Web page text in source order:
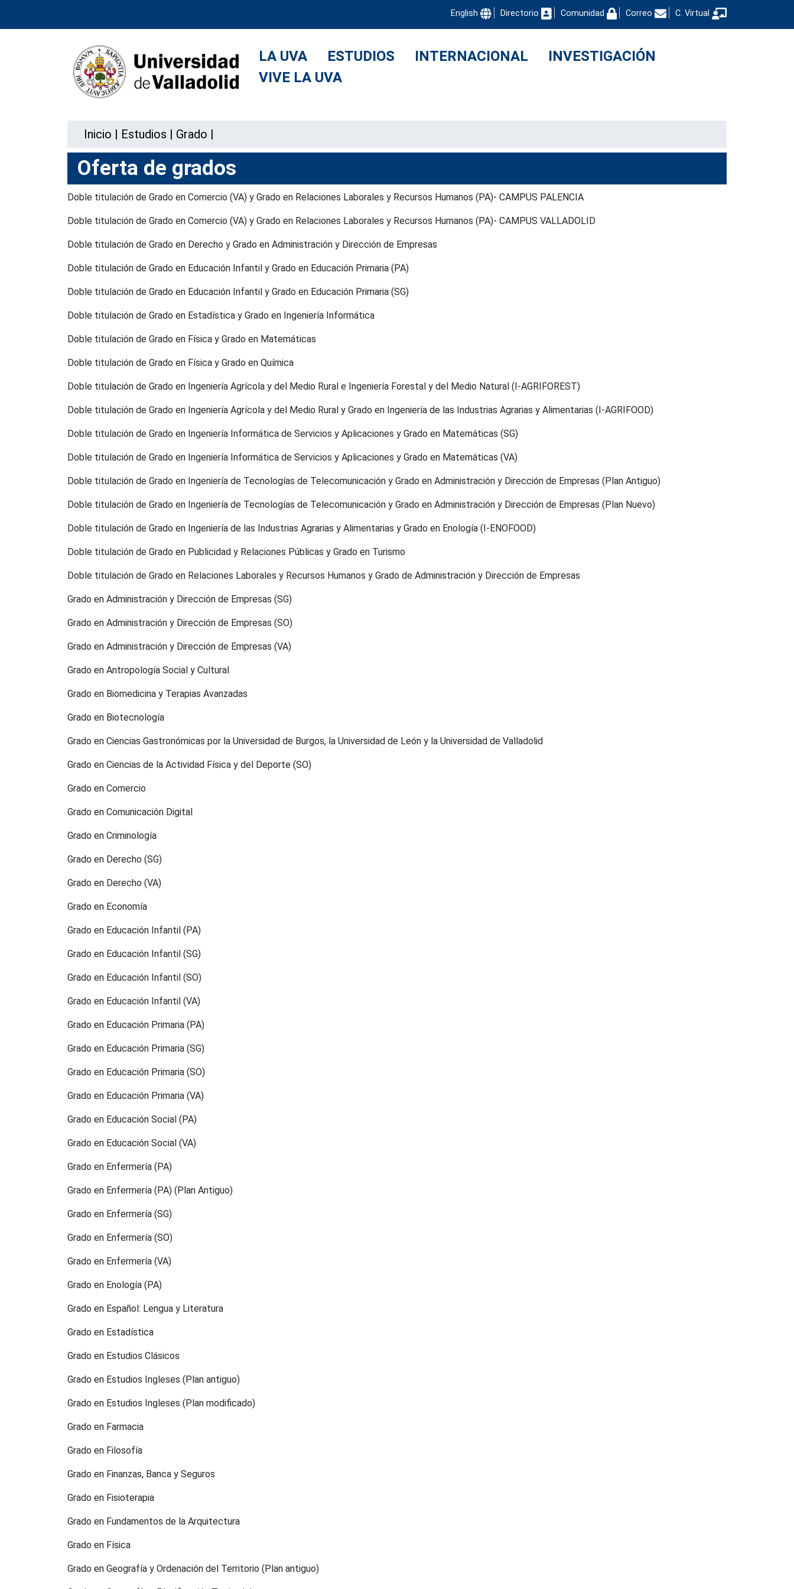
English Directorio Comunidad Correo C. Virtual
LA UVA ESTUDIOS INTERNACIONAL
INVESTIGACIÓN
VIVE LA UVA
Inicio | Estudios | Grado |
Oferta de grados
Doble titulación de Grado en Comercio (VA) y Grado en Relaciones Laborales y Recursos Humanos (PA)- CAMPUS PALENCIA
Doble titulación de Grado en Comercio (VA) y Grado en Relaciones Laborales y Recursos Humanos (PA)- CAMPUS VALLADOLID
Doble titulación de Grado en Derecho y Grado en Administración y Dirección de Empresas
Doble titulación de Grado en Educación Infantil y Grado en Educación Primaria (PA)
Doble titulación de Grado en Educación Infantil y Grado en Educación Primaria (SG)
Doble titulación de Grado en Estadística y Grado en Ingeniería Informática
Doble titulación de Grado en Física y Grado en Matemáticas
Doble titulación de Grado en Física y Grado en Química
Doble titulación de Grado en Ingeniería Agrícola y del Medio Rural e Ingeniería Forestal y del Medio Natural (I-AGRIFOREST)
Doble titulación de Grado en Ingeniería Agrícola y del Medio Rural y Grado en Ingeniería de las Industrias Agrarias y Alimentarias (I-AGRIFOOD)
Doble titulación de Grado en Ingeniería Informática de Servicios y Aplicaciones y Grado en Matemáticas (SG)
Doble titulación de Grado en Ingeniería Informática de Servicios y Aplicaciones y Grado en Matemáticas (VA)
Doble titulación de Grado en Ingeniería de Tecnologías de Telecomunicación y Grado en Administración y Dirección de Empresas (Plan Antiguo)
Doble titulación de Grado en Ingeniería de Tecnologías de Telecomunicación y Grado en Administración y Dirección de Empresas (Plan Nuevo)
Doble titulación de Grado en Ingeniería de las Industrias Agrarias y Alimentarias y Grado en Enología (I-ENOFOOD)
Doble titulación de Grado en Publicidad y Relaciones Públicas y Grado en Turismo
Doble titulación de Grado en Relaciones Laborales y Recursos Humanos y Grado de Administración y Dirección de Empresas
Grado en Administración y Dirección de Empresas (SG)
Grado en Administración y Dirección de Empresas (SO)
Grado en Administración y Dirección de Empresas (VA)
Grado en Antropología Social y Cultural
Grado en Biomedicina y Terapias Avanzadas
Grado en Biotecnología
Grado en Ciencias Gastronómicas por la Universidad de Burgos, la Universidad de León y la Universidad de Valladolid
Grado en Ciencias de la Actividad Física y del Deporte (SO)
Grado en Comercio
Grado en Comunicación Digital
Grado en Criminología
Grado en Derecho (SG)
Grado en Derecho (VA)
Grado en Economía
Grado en Educación Infantil (PA)
Grado en Educación Infantil (SG)
Grado en Educación Infantil (SO)
Grado en Educación Infantil (VA)
Grado en Educación Primaria (PA)
Grado en Educación Primaria (SG)
Grado en Educación Primaria (SO)
Grado en Educación Primaria (VA)
Grado en Educación Social (PA)
Grado en Educación Social (VA)
Grado en Enfermería (PA)
Grado en Enfermería (PA) (Plan Antiguo)
Grado en Enfermería (SG)
Grado en Enfermería (SO)
Grado en Enfermería (VA)
Grado en Enología (PA)
Grado en Español: Lengua y Literatura
Grado en Estadística
Grado en Estudios Clásicos
Grado en Estudios Ingleses (Plan antiguo)
Grado en Estudios Ingleses (Plan modificado)
Grado en Farmacia
Grado en Filosofía
Grado en Finanzas, Banca y Seguros
Grado en Fisioterapia
Grado en Fundamentos de la Arquitectura
Grado en Física
Grado en Geografía y Ordenación del Territorio (Plan antiguo)